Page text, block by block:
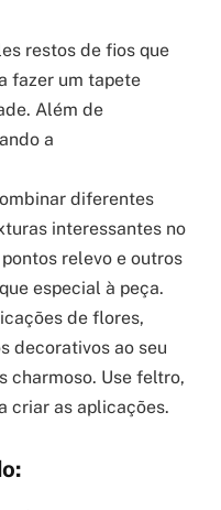
restos de fios que
fazer um tapete
Além de
a
diferentes
interessantes no
relevo e outros
especial à peça.
de flores,
decorativos ao seu
charmoso. Use feltro,
criar as aplicações.